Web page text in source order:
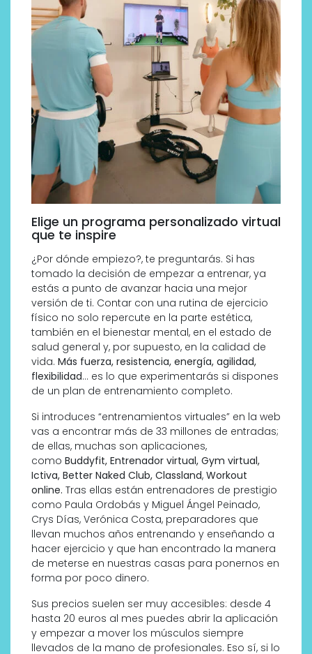
Elige un programa personalizado virtual
que te inspire
¿Por dónde empiezo?, te preguntarás. Si has
tomado la decisión de empezar a entrenar, ya
estás a punto de avanzar hacia una mejor
versión de ti. Contar con una rutina de ejercicio
físico no solo repercute en la parte estética,
también en el bienestar mental, en el estado de
salud general y, por supuesto, en la calidad de
vida. Más fuerza, resistencia, energía, agilidad,
flexibilidad… es lo que experimentarás si dispones
de un plan de entrenamiento completo.
Si introduces “entrenamientos virtuales” en la web
vas a encontrar más de 33 millones de entradas;
de ellas, muchas son aplicaciones,
como Buddyfit, Entrenador virtual, Gym virtual,
Ictiva, Better Naked Club, Classland, Workout
online. Tras ellas están entrenadores de prestigio
como Paula Ordobás y Miguel Ángel Peinado,
Crys Días, Verónica Costa, preparadores que
llevan muchos años entrenando y enseñando a
hacer ejercicio y que han encontrado la manera
de meterse en nuestras casas para ponernos en
forma por poco dinero.
Sus precios suelen ser muy accesibles: desde 4
hasta 20 euros al mes puedes abrir la aplicación
y empezar a mover los músculos siempre
llevados de la mano de profesionales. Eso sí, si lo